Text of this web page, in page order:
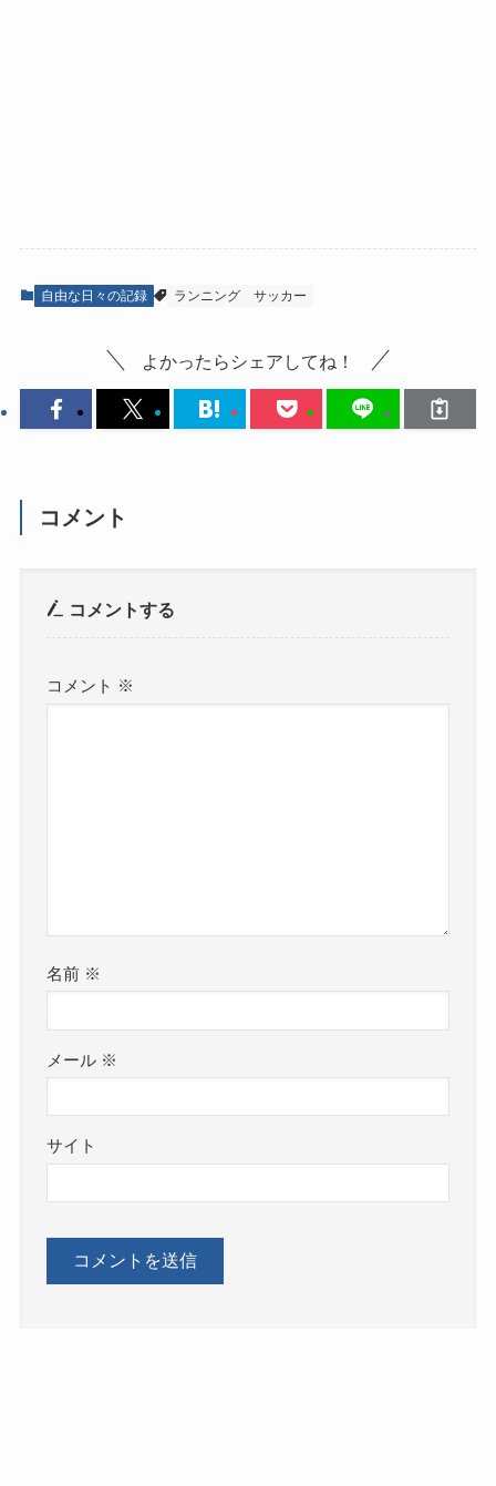
自由な日々の記録 ランニング サッカー
よかったらシェアしてね！
コメント
コメントする
コメント ※
名前 ※
メール ※
サイト